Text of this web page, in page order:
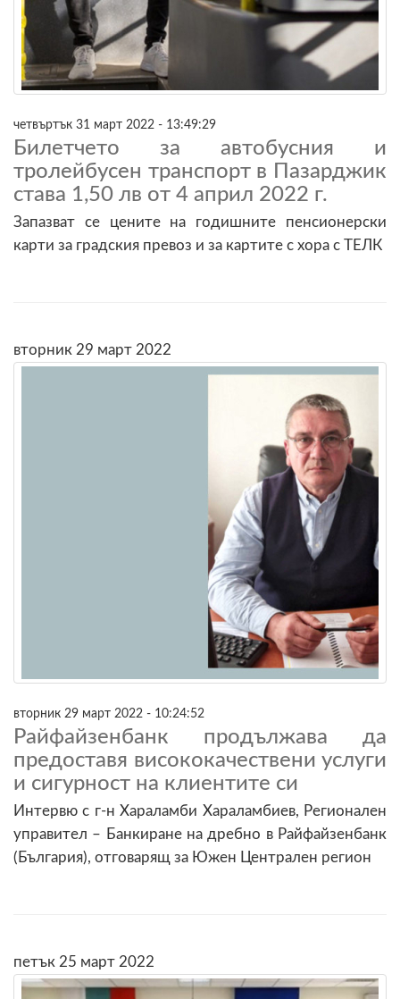
четвъртък 31 март 2022 - 13:49:29
Билетчето за автобусния и
тролейбусен транспорт в Пазарджик
става 1,50 лв от 4 април 2022 г.
Запазват се цените на годишните пенсионерски
карти за градския превоз и за картите с хора с ТЕЛК
вторник 29 март 2022
вторник 29 март 2022 - 10:24:52
Райфайзенбанк продължава да
предоставя висококачествени услуги
и сигурност на клиентите си
Интервю с г-н Хараламби Хараламбиев, Регионален
управител – Банкиране на дребно в Райфайзенбанк
(България), отговарящ за Южен Централен регион
петък 25 март 2022